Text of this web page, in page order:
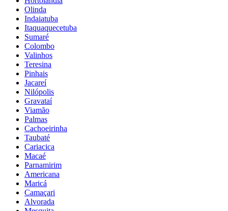
Olinda
Indaiatuba
Itaquaquecetuba
Sumaré
Colombo
Valinhos
Teresina
Pinhais
Jacareí
Nilópolis
Gravataí
Viamão
Palmas
Cachoeirinha
Taubaté
Cariacica
Macaé
Parnamirim
Americana
Maricá
Camaçari
Alvorada